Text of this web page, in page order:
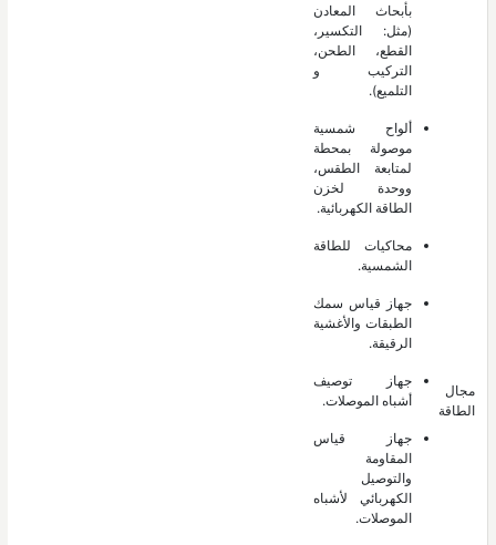
بأبحاث المعادن
(مثل: التكسير،
القطع، الطحن،
التركيب و
التلميع).
مجال
الطاقة
ألواح شمسية
موصولة بمحطة
لمتابعة الطقس،
ووحدة لخزن
الطاقة الكهربائية.
محاكيات للطاقة
الشمسية.
جهاز قياس سمك
الطبقات والأغشية
الرقيقة.
جهاز توصيف
أشباه الموصلات.
جهاز قياس
المقاومة
والتوصيل
الكهربائي لأشباه
الموصلات.